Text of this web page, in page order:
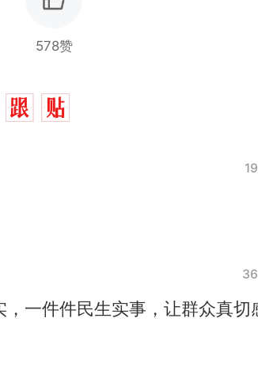
578赞
19
36
一件件民生实事，让群众真切